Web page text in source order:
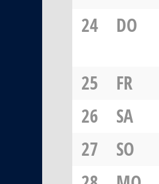
24 DO
25
FR
26
SA
27
SO